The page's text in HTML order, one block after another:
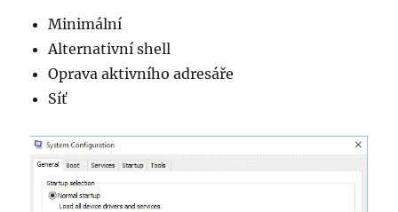
Minimální
Alternativní shell
Oprava aktivního adresáře
Síť